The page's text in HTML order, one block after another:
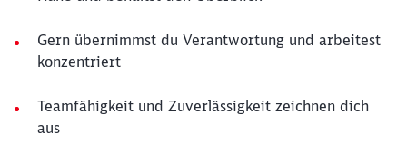
Gern übernimmst du Verantwortung und arbeitest
konzentriert
Teamfähigkeit und Zuverlässigkeit zeichnen dich
aus